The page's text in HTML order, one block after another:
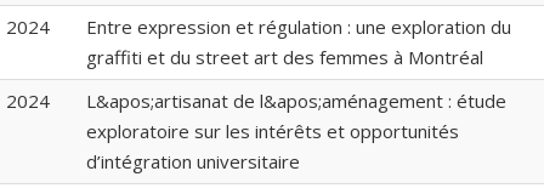
2024
Entre expression et régulation : une exploration du
graffiti et du street art des femmes à Montréal
2024
L&apos;artisanat de l&apos;aménagement : étude
exploratoire sur les intérêts et opportunités
d’intégration universitaire